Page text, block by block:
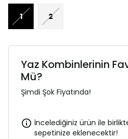
1 2
Yaz Kombinlerinin
Mü?
Şimdi Şok Fiyatında!
İncelediğiniz ürün ile
sepetinize eklenecektir!